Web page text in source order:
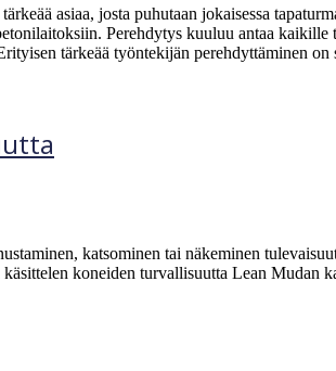
asiaa, josta puhutaan jokaisessa
Perehdytys kuuluu antaa
tärkeää työntekijän perehdyttäminen
katsominen tai näkeminen
koneiden turvallisuutta Lean Mudan